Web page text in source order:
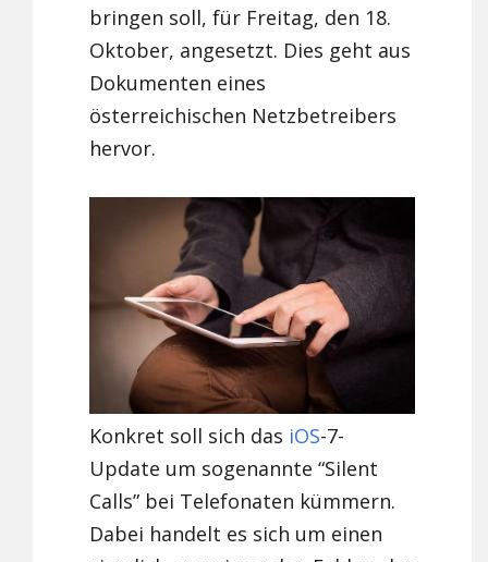
bringen soll, für Freitag, den 18.
Oktober, angesetzt. Dies geht aus
Dokumenten eines
österreichischen Netzbetreibers
hervor.
Konkret soll sich das iOS-7-
Update um sogenannte “Silent
Calls” bei Telefonaten kümmern.
Dabei handelt es sich um einen